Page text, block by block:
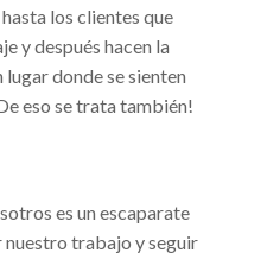
los clientes que
y después hacen la
donde se sienten
eso se trata también!
es un escaparate
nuestro trabajo y seguir